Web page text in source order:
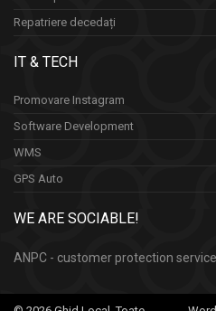
Repatriere decedați
IT & TECH
Promovare Instagram
Software Development
WMS
GPS Auto
WE ARE SOCIABLE!
ANPC - customer protection service